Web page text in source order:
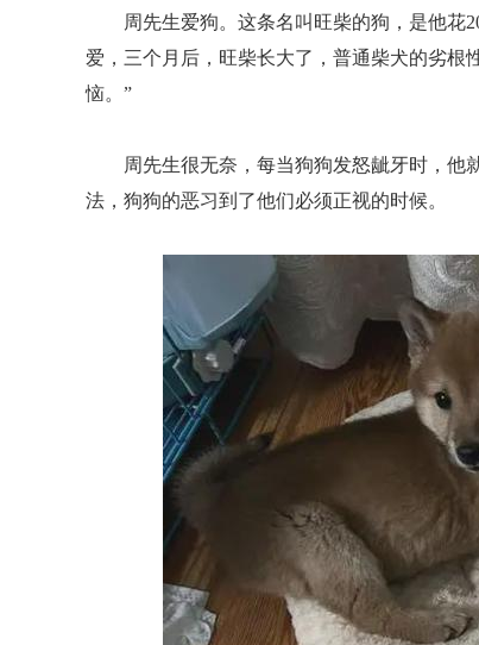
周先生爱狗。这条名叫旺柴的狗，是他花
爱，三个月后，旺柴长大了，普通柴犬的劣根
恼。”
周先生很无奈，每当狗狗发怒龇牙时，他
法，狗狗的恶习到了他们必须正视的时候。